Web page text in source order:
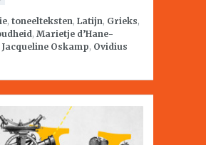
, toneelteksten, Latijn, Grieks,
, Marietje d’Hane-
Jacqueline Oskamp, Ovidius